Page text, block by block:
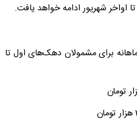
اواخر شهریور ادامه خواهد یافت.
برای مشمولان دهک‌های اول تا